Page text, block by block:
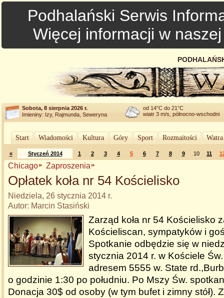
Podhalański Serwis
Więcej informacji w
Sobota, 8 sierpnia 2026 r.
Imieniny: Izy, Rajmunda, Seweryna
od 14°C do 21°C
wiatr 3 m/s, północno-wschodni
Start Wiadomości Kultura Góry Sport Rozmaitości
« Styczeń 2014 1 2 3 4 5 6 7 8 9 10 11
Chicago Zaproszenia
Opłatek koła nr 54 Kościelisko
Niedziela, 26 stycznia 2014 r.
Autor: Marcin Stasiński
Zarząd koła nr 54 Kościelisko
Kościeliscan, sympatyków i
Spotkanie odbędzie się w
stycznia 2014 r. w Kościele
adresem 5555 w. State
o godzinie 1:30 po południu. Po Mszy Św.
Donacja 30$ od osoby (w tym bufet i zimny stół).